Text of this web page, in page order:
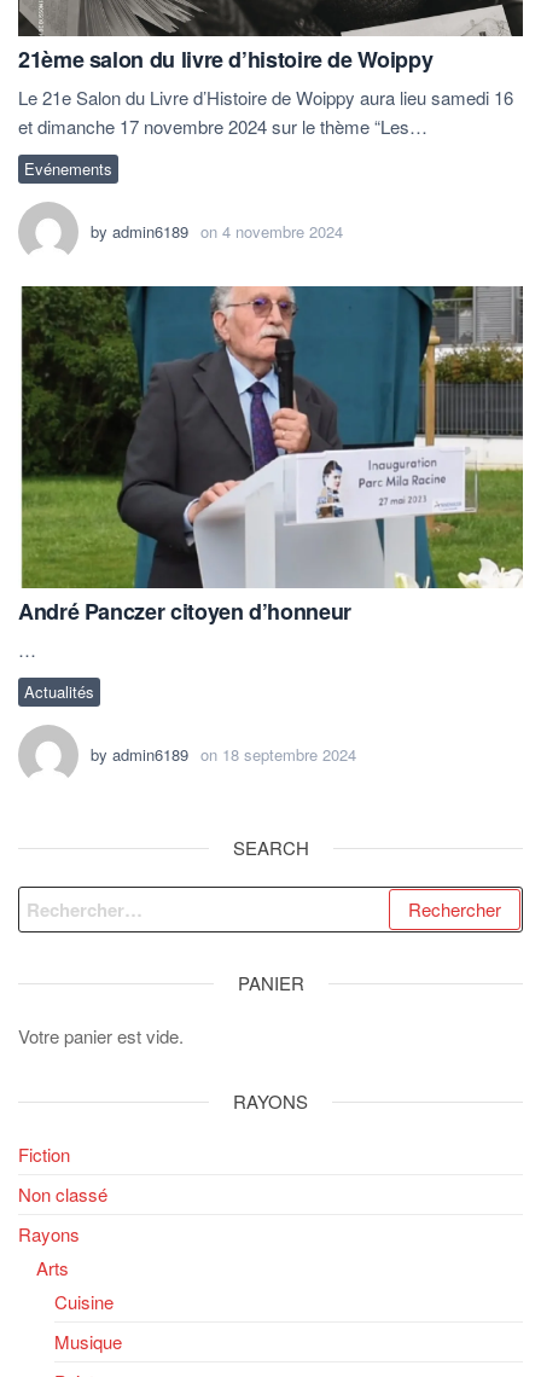
21ème salon du livre d’histoire de Woippy
Evénements
Le 21e Salon du Livre d’Histoire de Woippy aura lieu samedi 16
et dimanche 17 novembre 2024 sur le thème “Les…
by admin6189 on 4 novembre 2024
André Panczer citoyen d’honneur
Actualités
…
by admin6189 on 18 septembre 2024
SEARCH
Rechercher :
PANIER
Votre panier est vide.
RAYONS
Fiction
Non classé
Rayons
Arts
Cuisine
Musique